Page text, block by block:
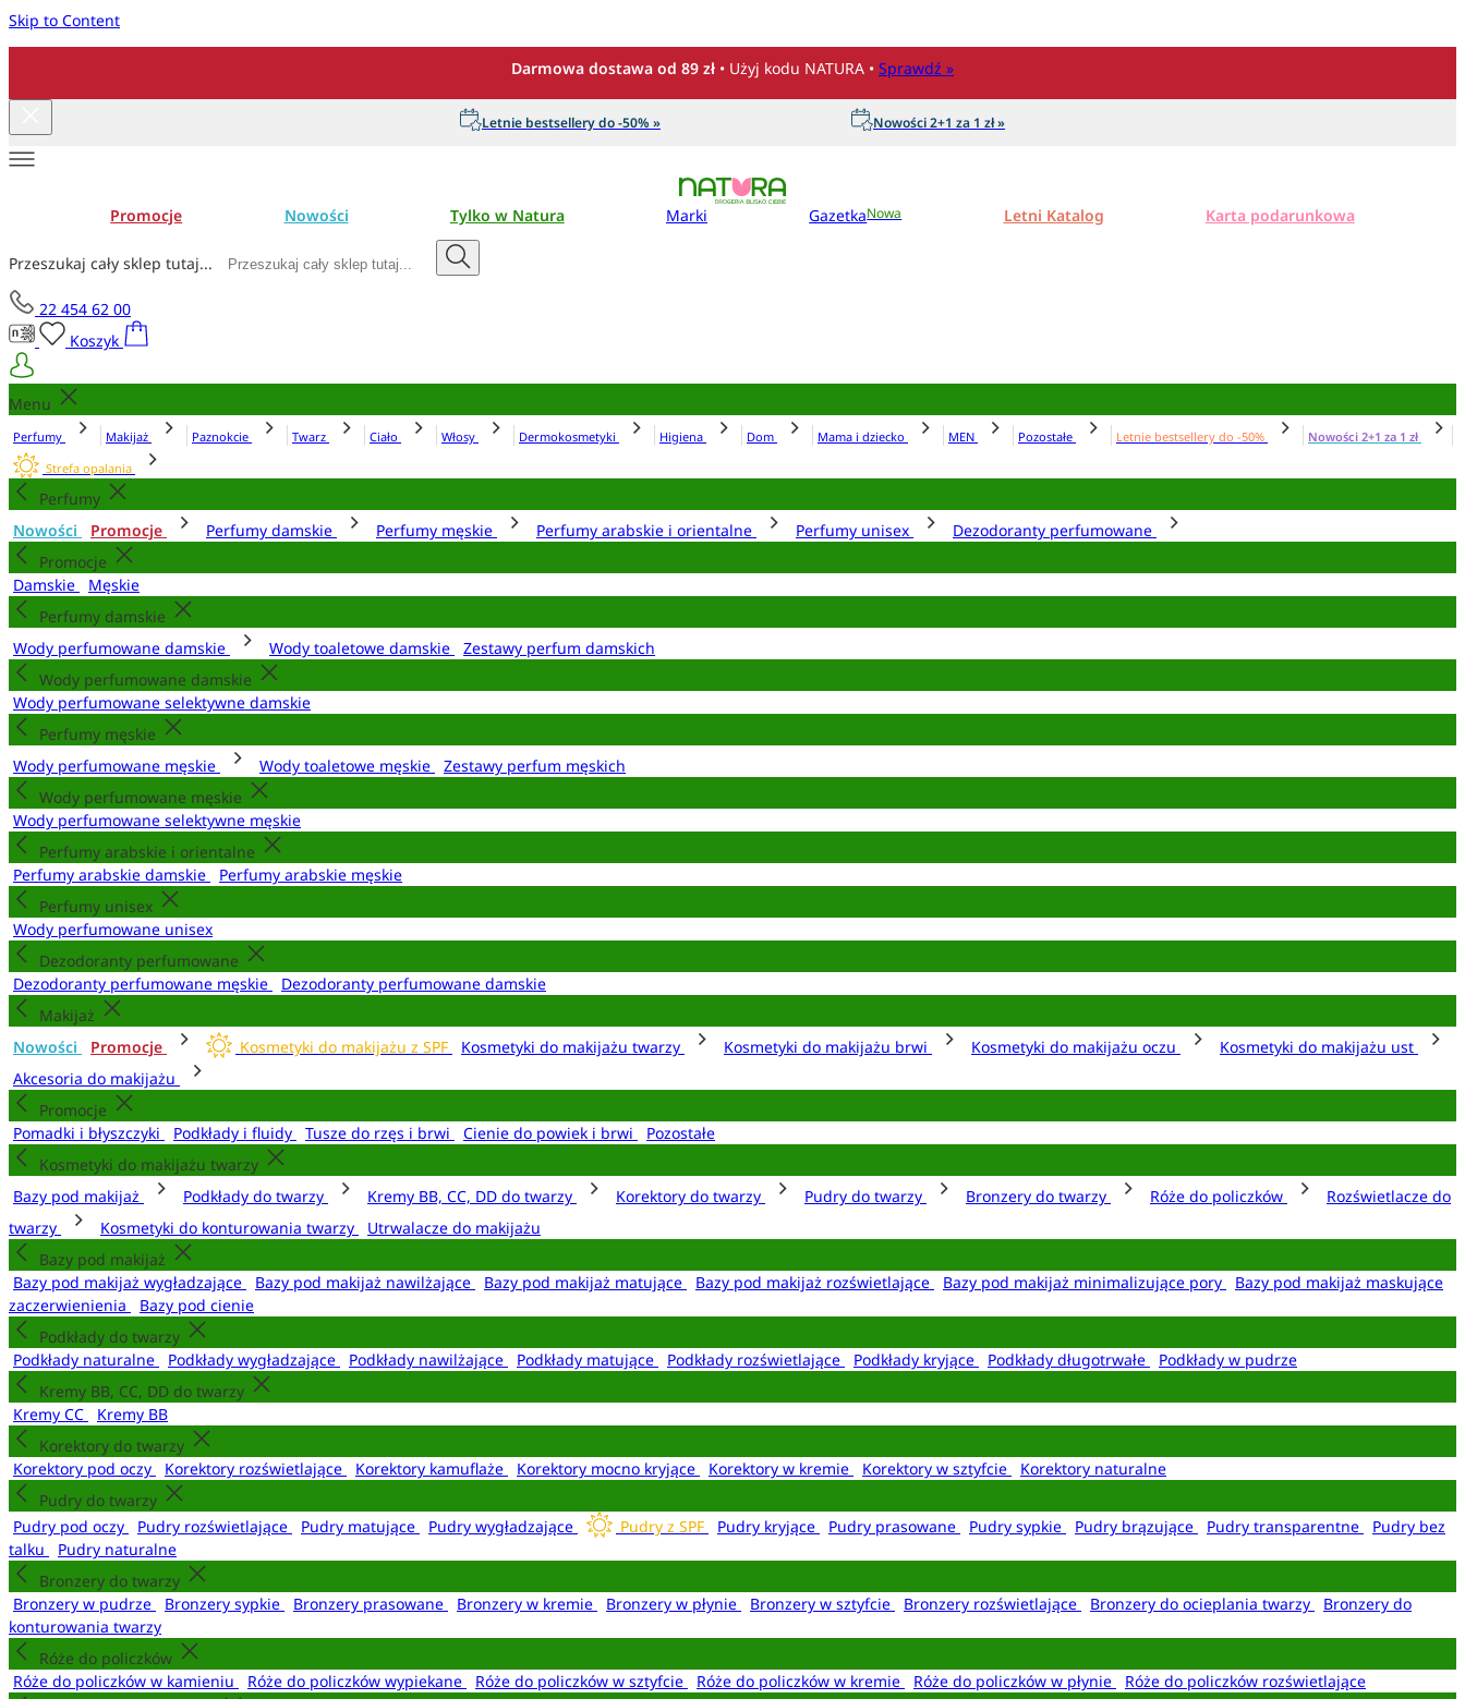
Skip to Content
Darmowa dostawa od 89 zł • Użyj kodu NATURA • Sprawdź »
Letnie bestsellery do -50% » Nowości 2+1 za 1 zł »
Promocje Nowości Tylko w Natura Marki GazetkaNowa Letni Katalog Karta podarunkowa
Przeszukaj cały sklep tutaj...
22 454 62 00
Koszyk
Menu
Perfumy Makijaż Paznokcie Twarz Ciało Włosy Dermokosmetyki Higiena Dom Mama i dziecko MEN Pozostałe Letnie bestsellery do -50%
Nowości 2+1 za 1 zł
Strefa opalania
Perfumy
Nowości
Promocje Perfumy damskie Perfumy męskie Perfumy arabskie i orientalne Perfumy unisex
Dezodoranty perfumowane
Promocje
Damskie
Męskie
Perfumy damskie
Wody perfumowane damskie
Wody toaletowe damskie
Zestawy perfum damskich
Wody perfumowane damskie
Wody perfumowane selektywne damskie
Perfumy męskie
Wody perfumowane męskie
Wody toaletowe męskie
Zestawy perfum męskich
Wody perfumowane męskie
Wody perfumowane selektywne męskie
Perfumy arabskie i orientalne
Perfumy arabskie damskie
Perfumy arabskie męskie
Perfumy unisex
Wody perfumowane unisex
Dezodoranty perfumowane
Dezodoranty perfumowane męskie
Dezodoranty perfumowane damskie
Makijaż
Nowości
Promocje Kosmetyki do makijażu z SPF Kosmetyki do makijażu twarzy Kosmetyki do makijażu brwi Kosmetyki do makijażu oczu
Kosmetyki do makijażu ust
Akcesoria do makijażu
Promocje
Pomadki i błyszczyki
Podkłady i fluidy Tusze do rzęs i brwi Cienie do powiek i brwi
Pozostałe
Kosmetyki do makijażu twarzy
Bazy pod makijaż
Podkłady do twarzy Kremy BB, CC, DD do twarzy Korektory do twarzy Pudry do twarzy Bronzery do twarzy Róże do policzków
Rozświetlacze do
twarzy
Kosmetyki do konturowania twarzy
Utrwalacze do makijażu
Bazy pod makijaż
Bazy pod makijaż wygładzające
Bazy pod makijaż nawilżające Bazy pod makijaż matujące Bazy pod makijaż rozświetlające Bazy pod makijaż minimalizujące pory
Bazy pod makijaż maskujące
zaczerwienienia
Bazy pod cienie
Podkłady do twarzy
Podkłady naturalne
Podkłady wygładzające Podkłady nawilżające Podkłady matujące Podkłady rozświetlające Podkłady kryjące Podkłady długotrwałe
Podkłady w pudrze
Kremy BB, CC, DD do twarzy
Kremy CC
Kremy BB
Korektory do twarzy
Korektory pod oczy
Korektory rozświetlające Korektory kamuflaże Korektory mocno kryjące Korektory w kremie Korektory w sztyfcie
Korektory naturalne
Pudry do twarzy
Pudry pod oczy
Pudry rozświetlające Pudry matujące Pudry wygładzające Pudry z SPF Pudry kryjące Pudry prasowane Pudry sypkie Pudry brązujące Pudry transparentne
Pudry bez
talku
Pudry naturalne
Bronzery do twarzy
Bronzery w pudrze
Bronzery sypkie Bronzery prasowane Bronzery w kremie Bronzery w płynie Bronzery w sztyfcie Bronzery rozświetlające Bronzery do ocieplania twarzy
Bronzery do
konturowania twarzy
Róże do policzków
Róże do policzków w kamieniu
Róże do policzków wypiekane Róże do policzków w sztyfcie Róże do policzków w kremie Róże do policzków w płynie
Róże do policzków rozświetlające